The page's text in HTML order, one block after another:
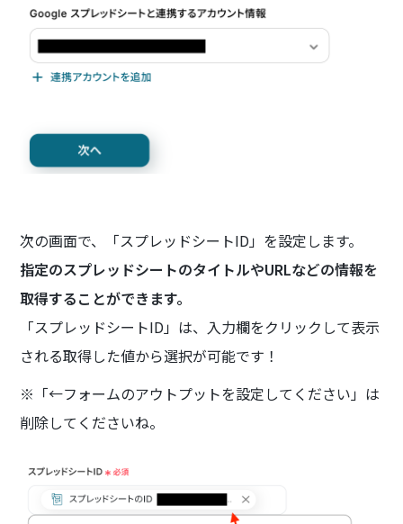
次の画面で、「スプレッドシートID」を設定します。
指定のスプレッドシートのタイトルやURLなどの情報を
取得することができます。
「スプレッドシートID」は、入力欄をクリックして表示
される取得した値から選択が可能です！
※「←フォームのアウトプットを設定してください」は
削除してくださいね。